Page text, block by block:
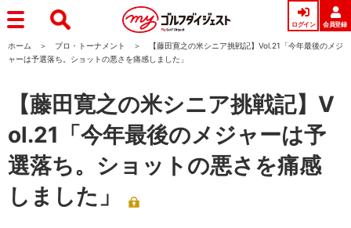
ログイン 会員登録
ホーム プロ・トーナメント
【藤田寛之の米シニア挑戦記】Vol.21「今年最後のメジ
ャーは予選落ち。ショットの悪さを痛感しました」
【藤田寛之の米シニア挑戦記】V
ol.21「今年最後のメジャーは予
選落ち。ショットの悪さを痛感
しました」